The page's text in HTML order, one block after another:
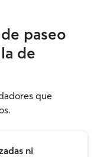
paseo
de
que
ni